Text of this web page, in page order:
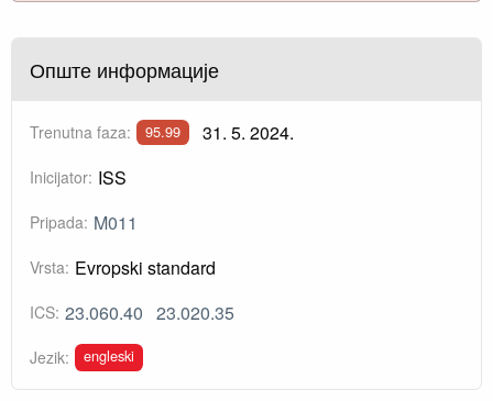
Опште информације
Trenutna faza: 95.99 31. 5. 2024.
Inicijator: ISS
Pripada: M011
Vrsta: Evropski standard
ICS: 23.060.40 23.020.35
Jezik: engleski